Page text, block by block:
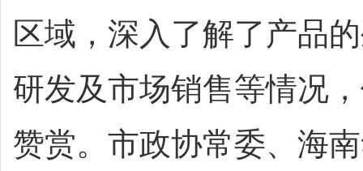
区域，深入了解了产品
研发及市场销售等情况
赞赏。市政协常委、海